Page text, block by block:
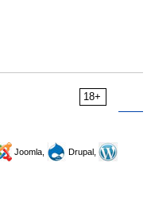
18+
Joomla,
Drupal,